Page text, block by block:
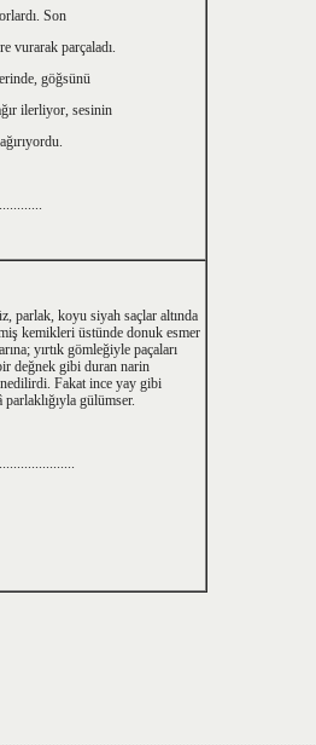
Son
vurarak parçaladı.
göğsünü
ilerliyor, sesinin
parlak, koyu siyah saçlar altında
kemikleri üstünde donuk esmer
yırtık gömleğiyle paçaları
değnek gibi du­ran narin
Fakat ince yay gibi
parlaklığıyla gülümser.